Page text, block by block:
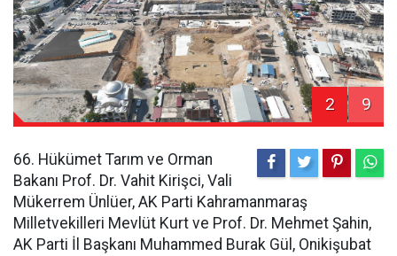
2 9
66. Hükümet Tarım ve Orman
Bakanı Prof. Dr. Vahit Kirişci, Vali
Mükerrem Ünlüer, AK Parti Kahramanmaraş
Milletvekilleri Mevlüt Kurt ve Prof. Dr. Mehmet Şahin,
AK Parti İl Başkanı Muhammed Burak Gül, Onikişubat